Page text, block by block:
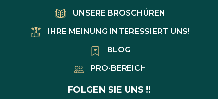
UNSERE BROSCHÜREN
IHRE MEINUNG INTERESSIERT UNS!
BLOG
PRO-BEREICH
FOLGEN SIE UNS !!